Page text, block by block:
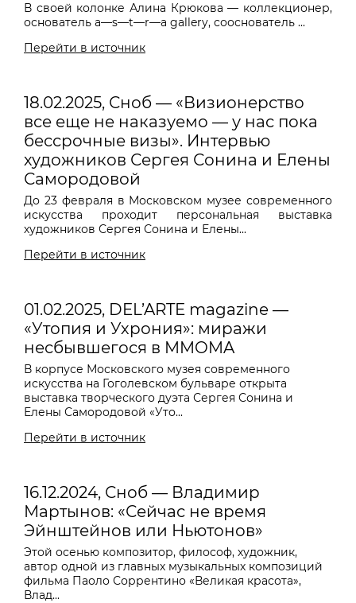
В своей колонке Алина Крюкова — коллекционер,
основатель a—s—t—r—a gallery, сооснователь ...
Перейти в источник
18.02.2025, Сноб — «Визионерство
все еще не наказуемо — у нас пока
бессрочные визы». Интервью
художников Сергея Сонина и Елены
Самородовой
До 23 февраля в Московском музее современного
искусства проходит персональная выставка
художников Сергея Сонина и Елены...
Перейти в источник
01.02.2025, DEL’ARTE magazine —
«Утопия и Ухрония»: миражи
несбывшегося в MMOMA
В корпусе Московского музея современного
искусства на Гоголевском бульваре открыта
выставка творческого дуэта Сергея Сонина и
Елены Самородовой «Уто...
Перейти в источник
16.12.2024, Сноб — Владимир
Мартынов: «Сейчас не время
Эйнштейнов или Ньютонов»
Этой осенью композитор, философ, художник,
автор одной из главных музыкальных композиций
фильма Паоло Соррентино «Великая красота»,
Влад...